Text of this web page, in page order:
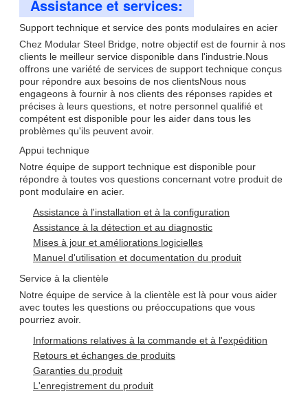
Assistance et services:
Support technique et service des ponts modulaires en acier
Chez Modular Steel Bridge, notre objectif est de fournir à nos
clients le meilleur service disponible dans l'industrie.Nous
offrons une variété de services de support technique conçus
pour répondre aux besoins de nos clientsNous nous
engageons à fournir à nos clients des réponses rapides et
précises à leurs questions, et notre personnel qualifié et
compétent est disponible pour les aider dans tous les
problèmes qu'ils peuvent avoir.
Appui technique
Notre équipe de support technique est disponible pour
répondre à toutes vos questions concernant votre produit de
pont modulaire en acier.
Assistance à l'installation et à la configuration
Assistance à la détection et au diagnostic
Mises à jour et améliorations logicielles
Manuel d'utilisation et documentation du produit
Service à la clientèle
Notre équipe de service à la clientèle est là pour vous aider
avec toutes les questions ou préoccupations que vous
pourriez avoir.
Informations relatives à la commande et à l'expédition
Retours et échanges de produits
Garanties du produit
L'enregistrement du produit